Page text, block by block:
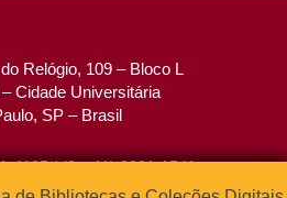
Relógio, 109 – Bloco L
Cidade Universitária
SP – Brasil
4195 / (0xx11) 3091-1541
3091-1567